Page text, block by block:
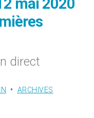
mai 2020
direct
ARCHIVES